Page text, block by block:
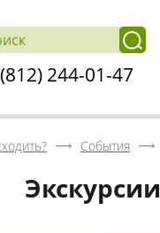
244-01-47
События
Экскурсии